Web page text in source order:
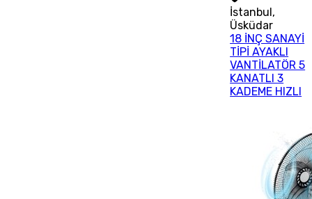
İstanbul ,
Üsküdar
18 İNÇ SANAYİ
TİPİ AYAKLI
VANTİLATÖR 5
KANATLI 3
KADEME HIZLI